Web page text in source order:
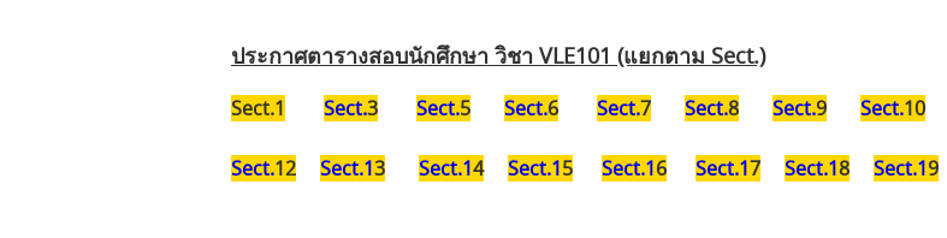
ประกาศตารางสอบนักศึกษา วิชา VLE101 (แยกตาม Sect.)
Sect.1 Sect.3 Sect.5 Sect.6 Sect.7 Sect.8 Sect.9 Sect.10
Sect.12 Sect.13 Sect.14 Sect.15 Sect.16 Sect.17 Sect.18 Sect.19